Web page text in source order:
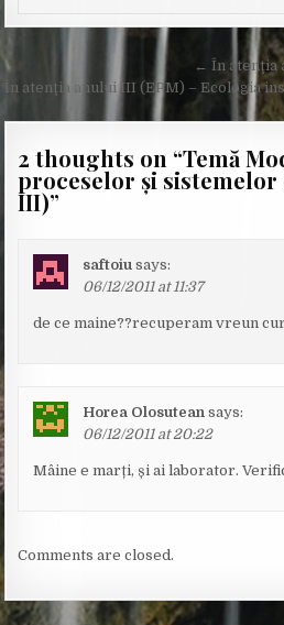
Post
navigation
← În atenţia
În atenţia anului III (EPM) – Ecologia
2 thoughts on “Temă
proceselor și sistemelor
III)”
saftoiu says:
06/12/2011 at 11:37
de ce maine??recuperam vreun
Horea Olosutean says:
06/12/2011 at 20:22
Mâine e marți, și ai laborator.
Comments are closed.